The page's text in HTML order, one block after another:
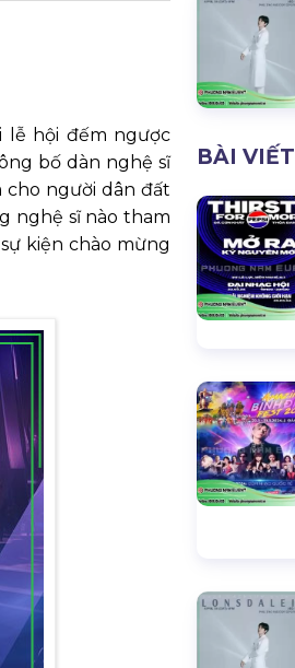
lễ hội đếm ngược
bố dàn nghệ sĩ
người dân đất
nghệ sĩ nào tham
kiện chào mừng
BÀI